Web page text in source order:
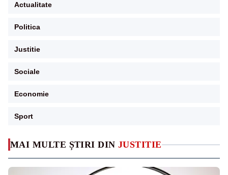
MAI MULTE ȘTIRI DIN JUSTITIE
Actualitate
Politica
Justitie
Sociale
Economie
Sport